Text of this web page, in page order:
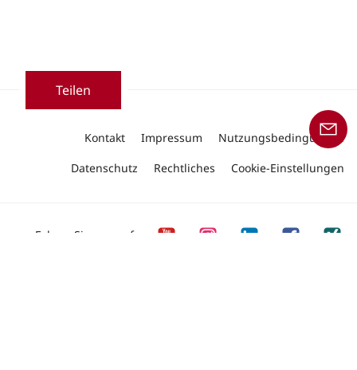
Teilen
Kontakt Impressum
Nutzungsbedingungen
Datenschutz
Rechtliches Cookie-Einstellungen
Folgen Sie uns auf